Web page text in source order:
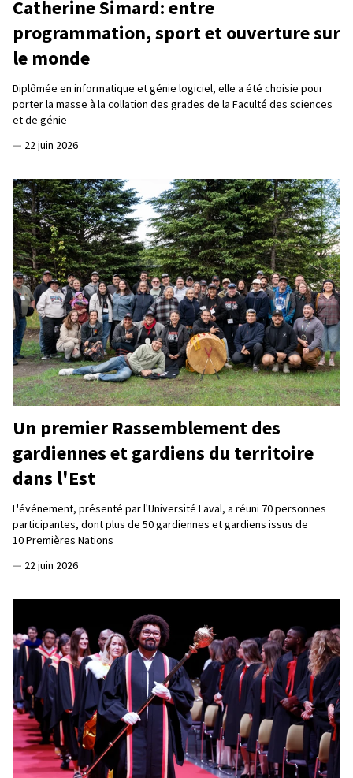
Catherine Simard: entre
programmation, sport et ouverture sur
le monde
Diplômée en informatique et génie logiciel, elle a été choisie pour
porter la masse à la collation des grades de la Faculté des sciences
et de génie
— 22 juin 2026
Un premier Rassemblement des
gardiennes et gardiens du territoire
dans l'Est
L'événement, présenté par l'Université Laval, a réuni 70 personnes
participantes, dont plus de 50 gardiennes et gardiens issus de
10 Premières Nations
— 22 juin 2026